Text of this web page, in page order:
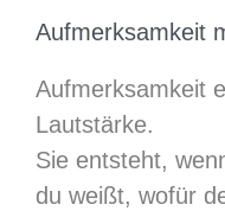
Aufmerksamkeit
Aufmerksamkeit
Lautstärke.
Sie entsteht,
du weißt, wofür